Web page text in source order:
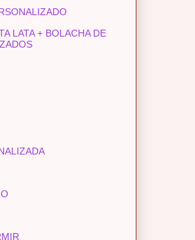
LATA + BOLACHA DE